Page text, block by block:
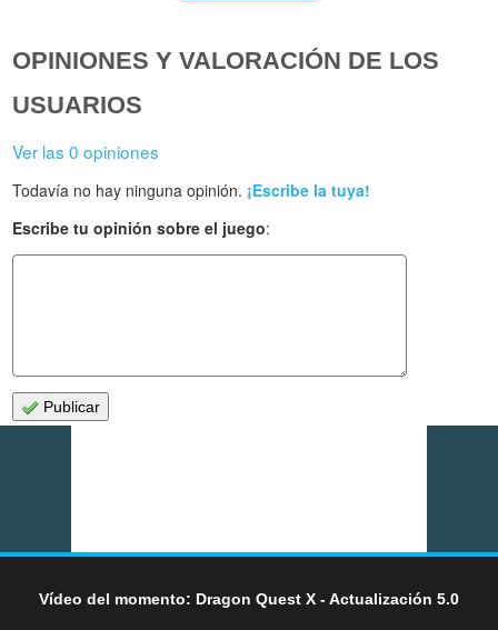
OPINIONES Y VALORACIÓN DE LOS
USUARIOS
Ver las 0 opiniones
Todavía no hay ninguna opinión. ¡Escribe la tuya!
Escribe tu opinión sobre el juego:
Publicar
Vídeo del momento: Dragon Quest X - Actualización 5.0